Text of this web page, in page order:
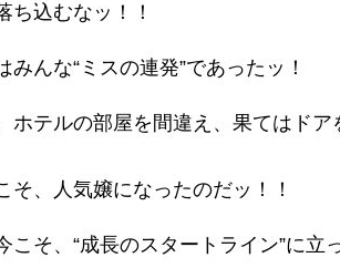
ち込むなッ！！
んな“ミスの連発”であったッ！
ホテルの部屋を間違え、果てはド
そ、人気嬢になったのだッ！！
そ、“成長のスタートライン”に立